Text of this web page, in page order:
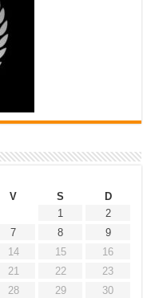
V S
D
1
2
7 8
9
14 15
16
21 22
23
28 29
30